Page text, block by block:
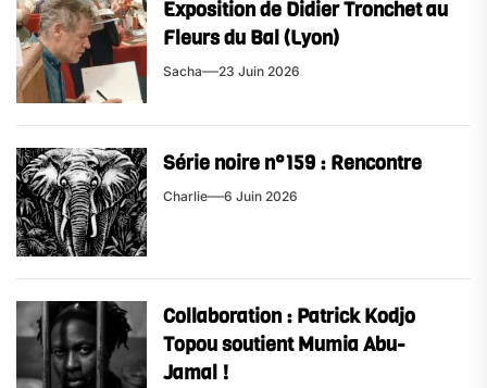
Exposition de Didier Tronchet au
Fleurs du Bal (Lyon)
Sacha 23 Juin 2026
Série noire n°159 : Rencontre
Charlie 6 Juin 2026
Collaboration : Patrick Kodjo
Topou soutient Mumia Abu-
Jamal !